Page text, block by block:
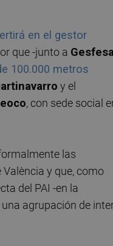
en el gestor
que -junto a
100.000 metros
y el
, con sede social
las
y que, como
del PAI -en la
agrupación de